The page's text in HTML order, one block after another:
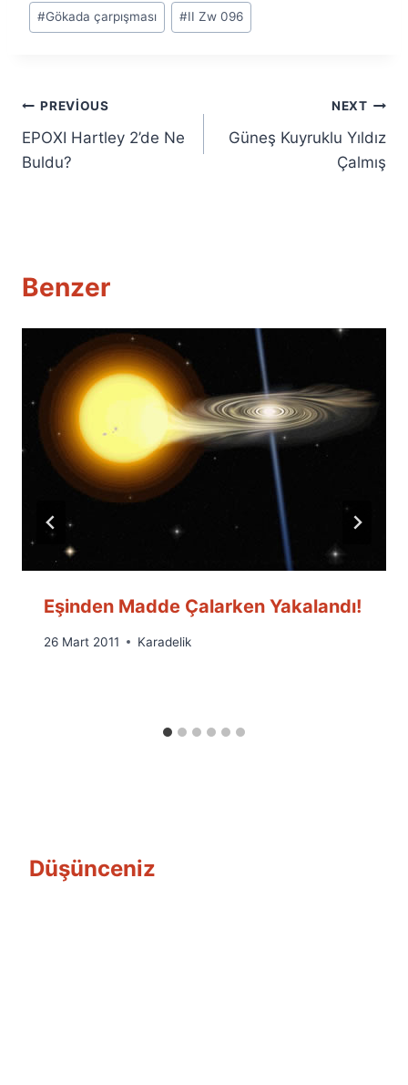
#Gökada çarpışması #II Zw 096
Yazı
gezinmesi
PREVIOUS
EPOXI Hartley 2’de Ne
Buldu?
NEXT
Güneş Kuyruklu Yıldız
Çalmış
Benzer
Eşinden Madde Çalarken Yakalandı!
By
26 Mart 2011 Karadelik
Düşünceniz